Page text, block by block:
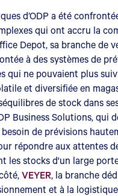
d’ODP a été
qui ont accru la
Depot, sa branche de
à des systèmes de
qui ne pouvaient plus
et diversifiée en
de stock dans
Business Solutions, qui
de prévisions
répondre aux attentes
les stocks d'un large
VEYER, la branche
et à la